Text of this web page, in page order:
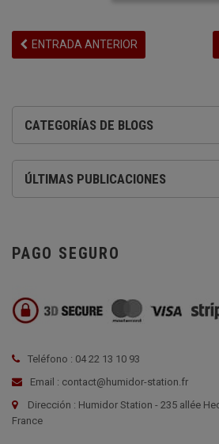
CATEGORÍAS DE BLOGS
ÚLTIMAS PUBLICACIONES
ENTRADA ANTERIOR
PAGO SEGURO
Teléfono : 04 22 13 10 93
Email : contact@humidor-station.fr
Dirección : Humidor Station - 235 allée
France